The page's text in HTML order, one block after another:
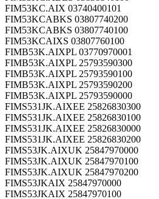
FIM53KC.AIX 03740400101
FIM53KCABKS 03807740200
FIM53KCABKS 03807740100
FIM53KCAIXS 03807760100
FIMB53K.AIXPL 03770970001
FIMB53K.AIXPL 25793590300
FIMB53K.AIXPL 25793590100
FIMB53K.AIXPL 25793590200
FIMB53K.AIXPL 25793590000
FIMS531JK.AIXEE 25826830300
FIMS531JK.AIXEE 25826830100
FIMS531JK.AIXEE 25826830000
FIMS531JK.AIXEE 25826830200
FIMS53JK.AIXUK 25847970000
FIMS53JK.AIXUK 25847970100
FIMS53JK.AIXUK 25847970200
FIMS53JKAIX 25847970000
FIMS53JKAIX 25847970100